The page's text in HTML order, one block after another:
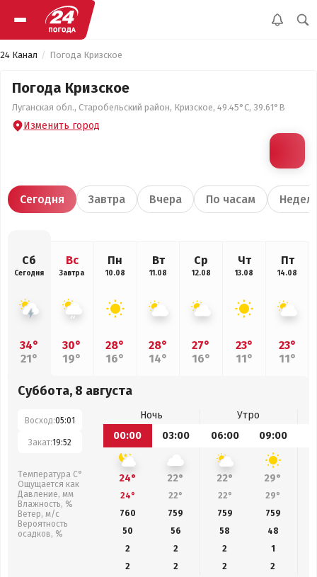
24 Канал Погода Кризское
Погода Кризское
Луганская обл., Старобельский район, Кризское, 49.45°С, 39.61°В
Изменить город
Сегодня Завтра Вчера По часам
Сб
Сегодня
34°
21°
Вс
Завтра
30°
19°
Пн
10.08
28°
16°
Вт
11.08
28°
14°
Ср
12.08
27°
16°
Чт
13.08
23°
11°
Пт
14.08
23°
11°
Суббота, 8 августа
Восход:05:01
Закат:19:52
Температура С°
Ощущается как
Давление, мм
Влажность, %
Ветер, м/с
Вероятность
осадков, %
Ночь
Утро
00:00
03:00 06:00 09:00
24° 22° 22° 29°
24° 22° 22° 29°
760
759 759 759
50
56 58
48
2
2 2
1
2
2 2 2